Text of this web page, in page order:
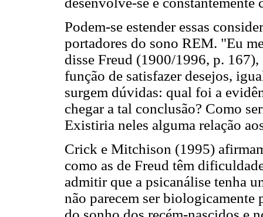
Podem-se estender essas
portadores do sono REM. "Eu
disse Freud (1900/1996, p.
função de satisfazer desejos,
surgem dúvidas: qual foi a
chegar a tal conclusão? Como
Existiria neles alguma relação
Crick e Mitchison (1995)
como as de Freud têm
admitir que a psicanálise tenha
não parecem ser